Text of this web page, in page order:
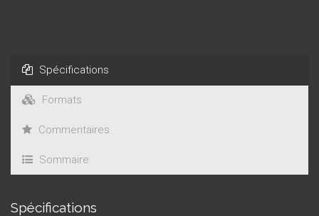
Spécifications
Formats
Commentaires
Sommaire
Spécifications